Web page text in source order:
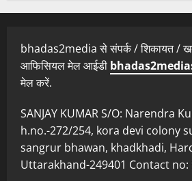
bhadas2media से संपर्क / शिकायत /
आफिसियल मेल आईडी
मेल करें.
SANJAY KUMAR S/O: Narendra
h.no.-272/254, kora devi colony
sangrur bhawan, khadkhadi,
Uttarakhand-249401 Contact no: